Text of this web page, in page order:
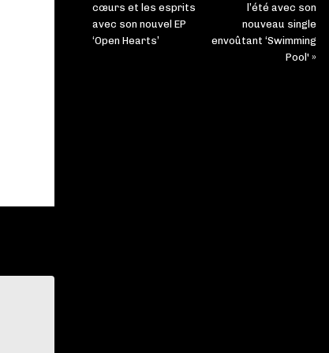
cœurs et les esprits
avec son nouvel EP
‘Open Hearts’
l’été avec son
nouveau single
envoûtant ‘Swimming
Pool' »